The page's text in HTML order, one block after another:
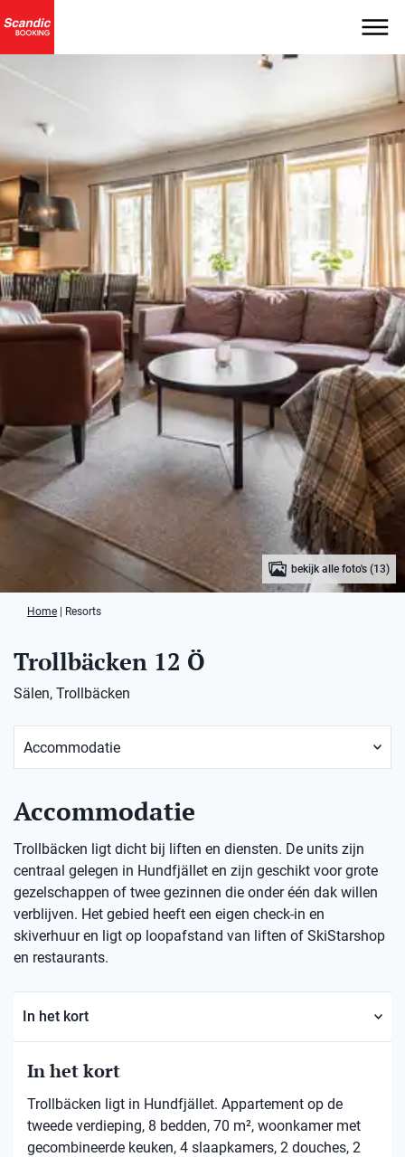
bekijk alle foto's (13)
Home Resorts
Trollbäcken 12 Ö
Sälen, Trollbäcken
Accommodatie
Trollbäcken ligt dicht bij liften en diensten. De units zijn
centraal gelegen in Hundfjället en zijn geschikt voor grote
gezelschappen of twee gezinnen die onder één dak willen
verblijven. Het gebied heeft een eigen check-in en
skiverhuur en ligt op loopafstand van liften of SkiStarshop
en restaurants.
In het kort
In het kort
Trollbäcken ligt in Hundfjället. Appartement op de
tweede verdieping, 8 bedden, 70 m², woonkamer met
gecombineerde keuken, 4 slaapkamers, 2 douches, 2